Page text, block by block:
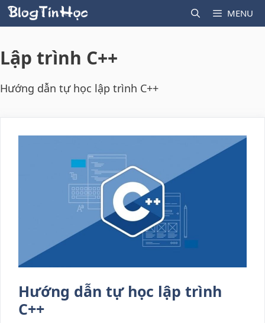
Skip
to
MENU
Lập trình C++
Hướng dẫn tự học lập trình C++
Hướng dẫn tự học lập trình
C++